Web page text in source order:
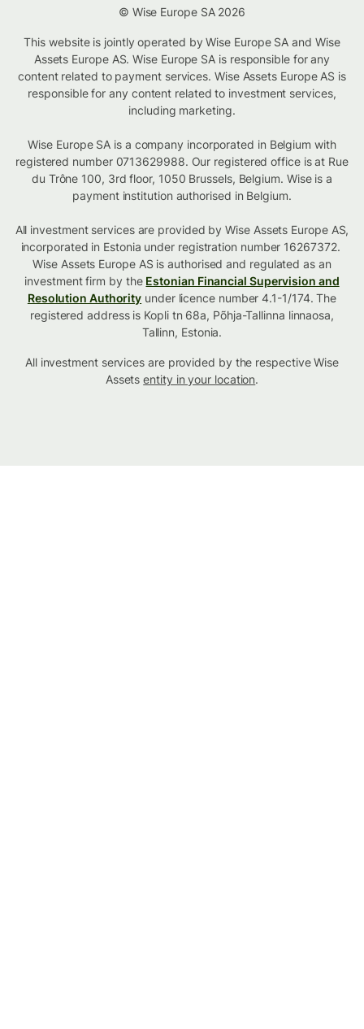
© Wise Europe SA 2026
This website is jointly operated by Wise Europe SA and Wise
Assets Europe AS. Wise Europe SA is responsible for any
content related to payment services. Wise Assets Europe AS is
responsible for any content related to investment services,
including marketing.
Wise Europe SA is a company incorporated in Belgium with
registered number 0713629988. Our registered office is at Rue
du Trône 100, 3rd floor, 1050 Brussels, Belgium. Wise is a
payment institution authorised in Belgium.
All investment services are provided by Wise Assets Europe AS,
incorporated in Estonia under registration number 16267372.
Wise Assets Europe AS is authorised and regulated as an
investment firm by the Estonian Financial Supervision and
Resolution Authority under licence number 4.1-1/174. The
registered address is Kopli tn 68a, Põhja-Tallinna linnaosa,
Tallinn, Estonia.
All investment services are provided by the respective Wise
Assetsentity in your location.